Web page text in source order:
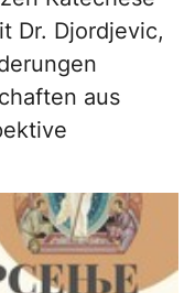
Dr. Djordjevic,
aus